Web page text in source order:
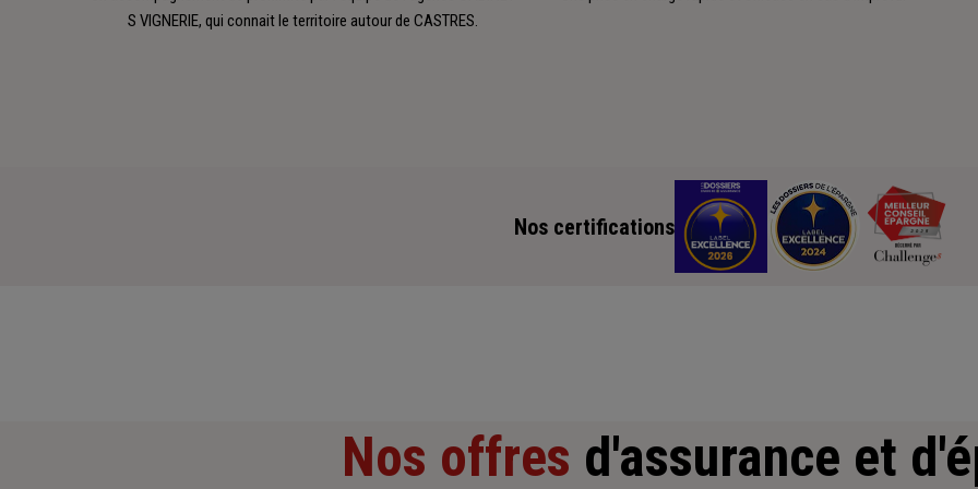
S VIGNERIE, qui connait le territoire autour de CASTRES.
Nos certifications
Nos offres d'assurance et